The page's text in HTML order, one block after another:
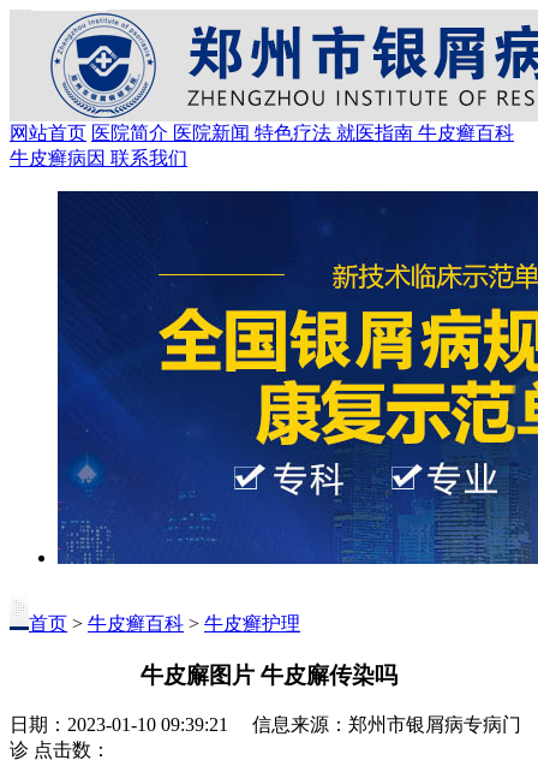
网站首页 医院简介 医院新闻 特色疗法 就医指南 牛皮癣百科
牛皮癣病因 联系我们
首页 > 牛皮癣百科 > 牛皮癣护理
牛皮廨图片 牛皮廨传染吗
日期：2023-01-10 09:39:21 信息来源：郑州市银屑病专病门
诊 点击数：